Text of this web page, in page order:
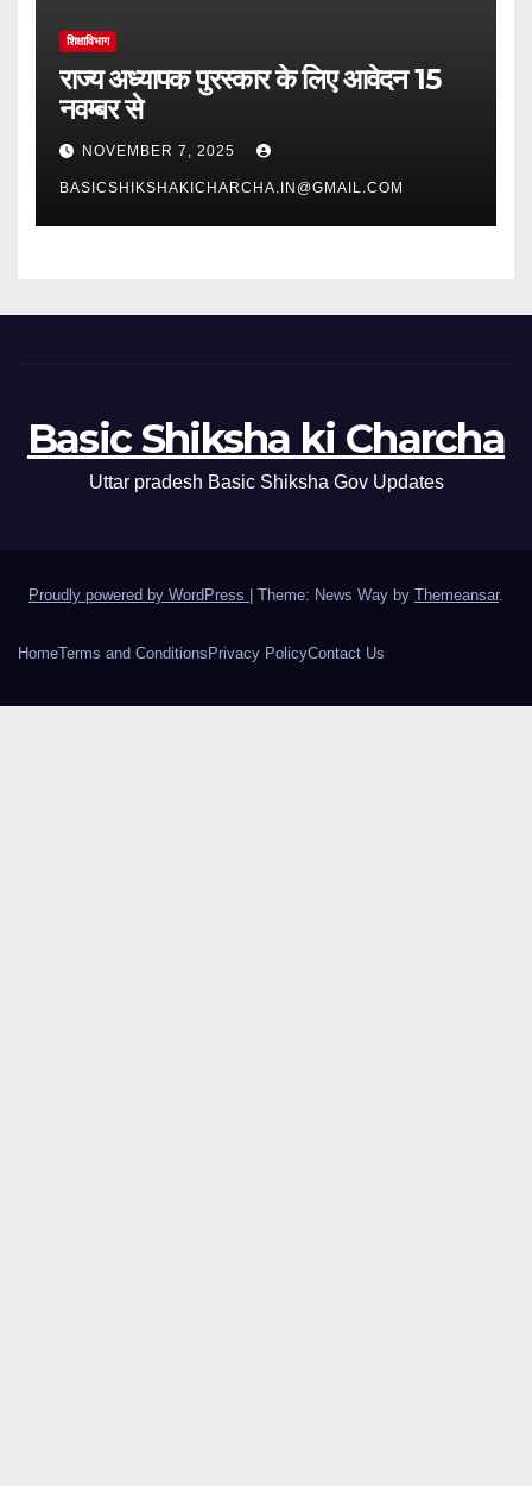
शिक्षाविभाग
राज्य अध्यापक पुरस्कार के लिए आवेदन 15
नवम्बर से
NOVEMBER 7, 2025
BASICSHIKSHAKICHARCHA.IN@GMAIL.COM
Basic Shiksha ki Charcha
Uttar pradesh Basic Shiksha Gov Updates
Proudly powered by WordPress Theme: News Way by Themeansar.
HomeTerms and Conditions Privacy PolicyContact Us